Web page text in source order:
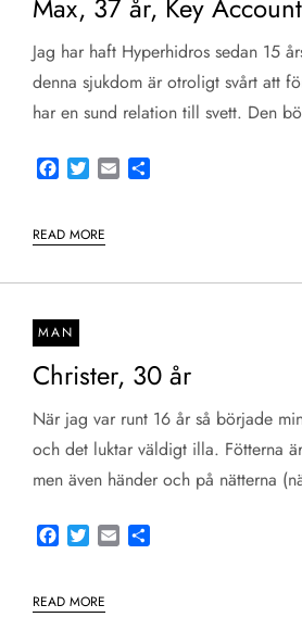
Max, 37 år, Key
Jag har haft Hyperhidros sedan 15
denna sjukdom är otroligt svårt att
har en sund relation till svett. Den
Facebook
TwitterEmail
READ MORE
MAN
Christer, 30 år
När jag var runt 16 år så började
och det luktar väldigt illa. Fötterna
men även händer och på nätterna
Facebook
TwitterEmail
READ MORE